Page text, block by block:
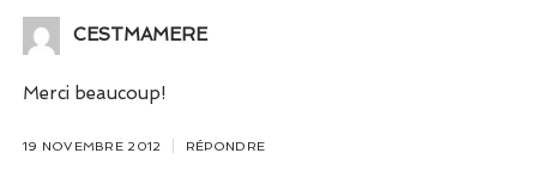
CESTMAMERE
Merci beaucoup!
19 NOVEMBRE 2012 RÉPONDRE